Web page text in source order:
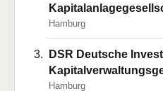
Hamburg
DSR Deutsche
Hamburg